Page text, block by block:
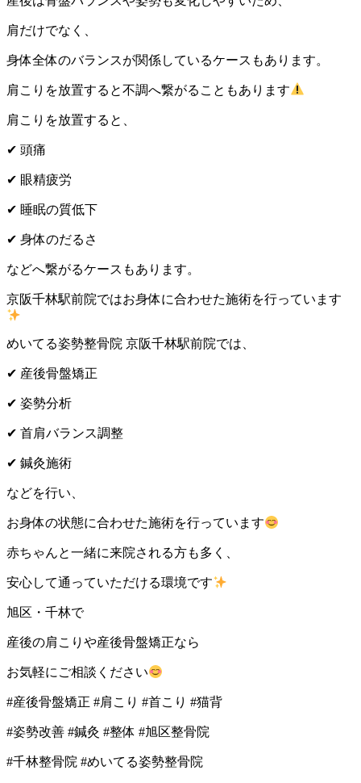
肩だけでなく、
身体全体のバランスが関係しているケースもあります。
肩こりを放置すると不調へ繋がることもあります
肩こりを放置すると、
✔ 頭痛
✔ 眼精疲労
✔ 睡眠の質低下
✔ 身体のだるさ
などへ繋がるケースもあります。
京阪千林駅前院ではお身体に合わせた施術を行っています
めいてる姿勢整骨院 京阪千林駅前院では、
✔ 産後骨盤矯正
✔ 姿勢分析
✔ 首肩バランス調整
✔ 鍼灸施術
などを行い、
お身体の状態に合わせた施術を行っています
赤ちゃんと一緒に来院される方も多く、
安心して通っていただける環境です
旭区・千林で
産後の肩こりや産後骨盤矯正なら
お気軽にご相談ください
#産後骨盤矯正 #肩こり #首こり #猫背
#姿勢改善 #鍼灸 #整体 #旭区整骨院
#千林整骨院 #めいてる姿勢整骨院